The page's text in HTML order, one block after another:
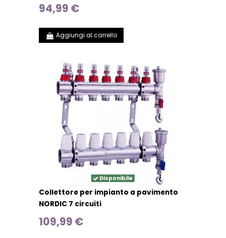
94,99 €
Aggiungi al carrello
Disponibile
Collettore per impianto a pavimento
NORDIC 7 circuiti
109,99 €